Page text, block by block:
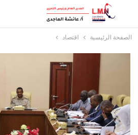
الصفحة الرئيسية اقتصاد